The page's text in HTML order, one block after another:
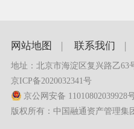
网站地图 | 联系我们 |
地址：北京市海淀区复兴路乙63
京ICP备2020032341号
京公网安备 11010802039928
版权所有：中国融通资产管理集